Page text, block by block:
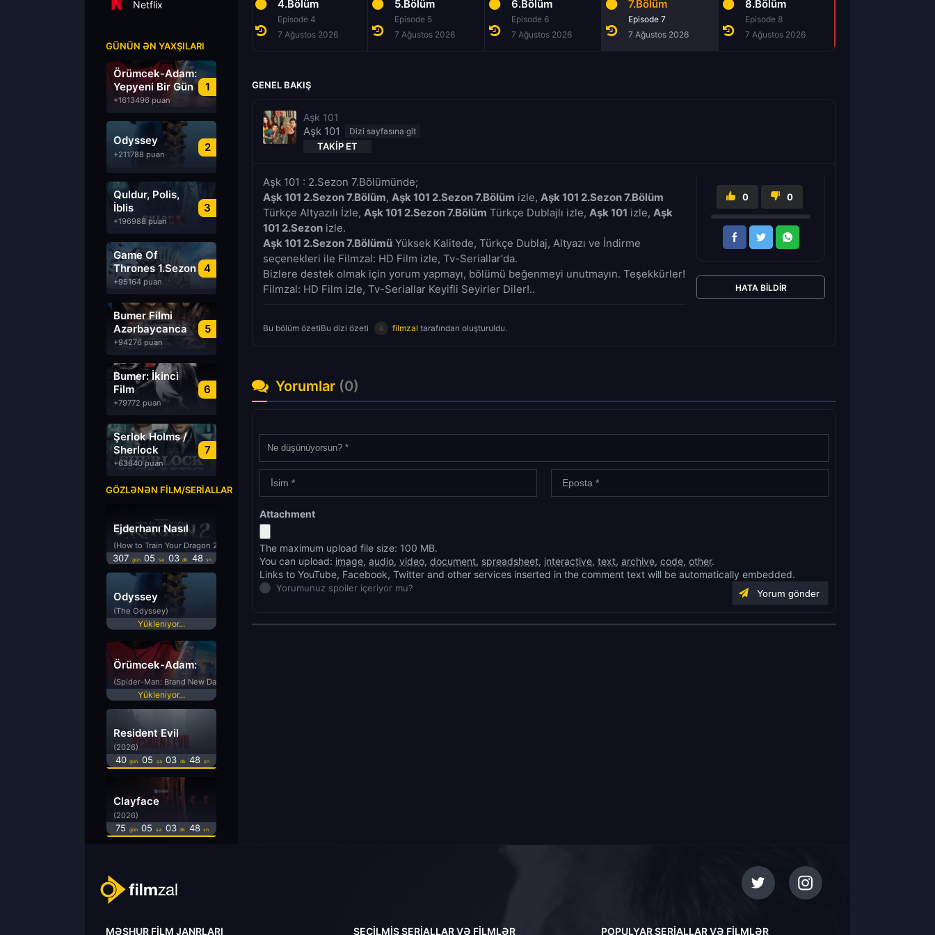
Netflix
GÜNÜN ƏN YAXŞILARI
1
Örümcek-Adam:
Yepyeni Bir Gün
+1613496 puan
2
Odyssey
+211788 puan
3
Quldur, Polis,
İblis
+196988 puan
4
Game Of
Thrones 1.Sezon
Türkçe Dublaj
izle
+95164 puan
5
Bumer Filmi
Azərbaycanca
Dublyaj izle
+94276 puan
6
Bumer: İkinci
Film
Azərbaycanca
Dublyaj izle
+79772 puan
7
Şerlok Holms /
Sherlock
Holmes
+63640 puan
GÖZLƏNƏN FILM/SERIALLAR
Ejderhanı Nasıl
Eğitirsin 2
(How to Train Your Dragon 2)
307 gün 05 sa 03 dk 48 sn
Odyssey
(The Odyssey)
Yükleniyor...
Örümcek-Adam:
Yepyeni Bir Gün
(Spider-Man: Brand New Day)
Yükleniyor...
Resident Evil
(2026)
40 gün 05 sa 03 dk 48 sn
Clayface
(2026)
75 gün 05 sa 03 dk 48 sn
3.Bölüm 4.Bölüm
Episode 4
7 Ağustos 2026
5.Bölüm
Episode 5
7 Ağustos 2026
6.Bölüm
Episode 6
7 Ağustos 2026
7.Bölüm
Episode 7
7 Ağustos 2026
8.Bölüm
Episode 8
7 Ağustos 2026
GENEL BAKIŞ
Aşk 101
Aşk 101
TAKIP ET
Aşk 101 : 2.Sezon 7.Bölümünde;
Aşk 101 2.Sezon 7.Bölüm, Aşk 101 2.Sezon 7.Bölüm izle, Aşk 101 2.Sezon 7.Bölüm
Türkçe Altyazılı İzle, Aşk 101 2.Sezon 7.Bölüm Türkçe Dublajlı izle, Aşk 101 izle, Aşk
101 2.Sezon izle.
Aşk 101 2.Sezon 7.Bölümü Yüksek Kalitede, Türkçe Dublaj, Altyazı ve İndirme
seçenekleri ile Filmzal: HD Film izle, Tv-Seriallar'da.
Bizlere destek olmak için yorum yapmayı, bölümü beğenmeyi unutmayın. Teşekkürler!
Filmzal: HD Film izle, Tv-Seriallar Keyifli Seyirler Diler!..
Bu bölüm özetiBu dizi özeti filmzal tarafından oluşturuldu.
0 0
HATA BILDIR
Yorumlar (0)
Attachment
The maximum upload file size: 100 MB.
You can upload: image, audio, video, document, spreadsheet, interactive, text, archive, code, other.
Links to YouTube, Facebook, Twitter and other services inserted in the comment text will be automatically embedded.
Yorumunuz spoiler içeriyor mu?
MƏŞHUR FILM JANRLARI SEÇILMIŞ SERIALLAR VƏ FILMLƏR POPULYAR SERIALLAR VƏ FILMLƏR